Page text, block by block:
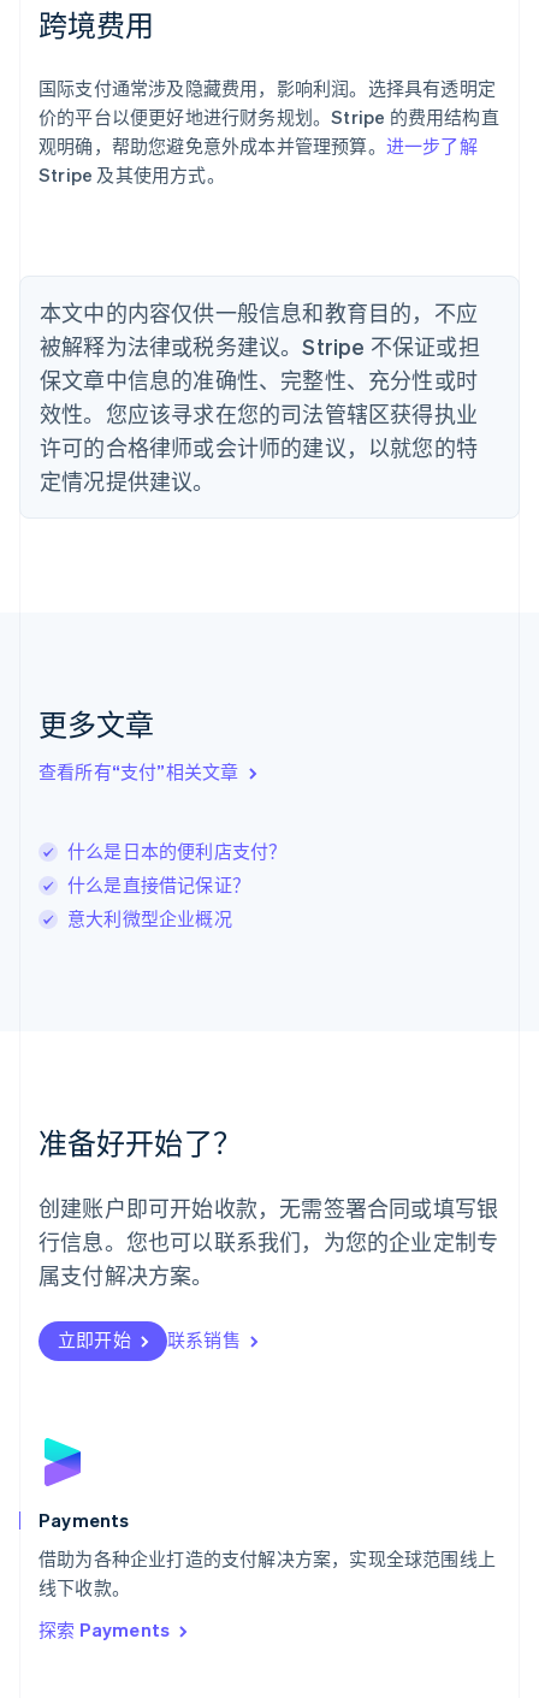
跨境费用
国际支付通常涉及隐藏费用，影响利润。选择具有透明定
价的平台以便更好地进行财务规划。Stripe 的费用结构直
观明确，帮助您避免意外成本并管理预算。 进一步了解
Stripe 及其使用方式。
本文中的内容仅供一般信息和教育目的，不应
被解释为法律或税务建议。Stripe 不保证或担
保文章中信息的准确性、完整性、充分性或时
效性。您应该寻求在您的司法管辖区获得执业
许可的合格律师或会计师的建议，以就您的特
定情况提供建议。
更多文章
查看所有“支付”相关文章
什么是日本的便利店支付？
什么是直接借记保证？
意大利微型企业概况
准备好开始了？
创建账户即可开始收款，无需签署合同或填写银
行信息。您也可以联系我们，为您的企业定制专
属支付解决方案。
立即开始 联系销售
Payments
借助为各种企业打造的支付解决方案，实现全球范围线上
线下收款。
探索 Payments
奥地利
Deutsch English
English
巴西
PortuguêsEnglish
保加利亚
English
丹麦
English
德国
DeutschEnglish
法国
FrançaisEnglish
芬兰
EnglishSvenska
English
English
卢森堡
罗马尼亚
English
挪威
葡萄牙
Português English
日本
日本語English
瑞典
瑞士
DeutschFrançais
English
斯洛文尼亚
泰国
ไทยEnglish
希腊
English
西班牙